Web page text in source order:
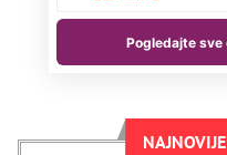
NAJNOVIJE